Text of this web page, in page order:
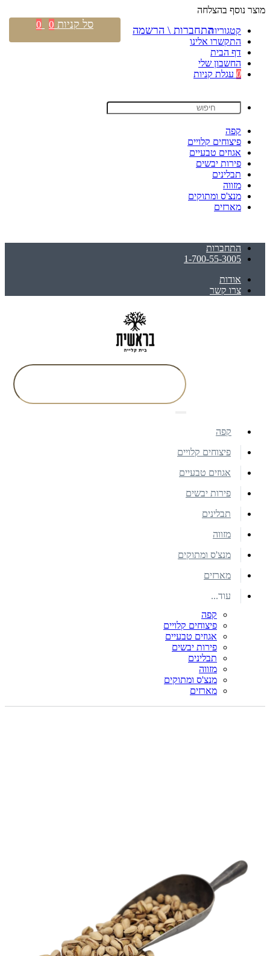
מוצר נוסף בהצלחה
קטגוריות
התקשרו אלינו
דף הבית
החשבון שלי
0 עגלת קניות
קפה
פיצוחים קלויים
אגוזים טבעיים
פירות יבשים
תבלינים
מזווה
מנצ'ס ומתוקים
מארזים
התחברות
1-700-55-3005
אודות
צרו קשר
התחברות \ הרשמה סל קניות 0
0
קפה
פיצוחים קלויים
אגוזים טבעיים
פירות יבשים
תבלינים
מזווה
מנצ'ס ומתוקים
מארזים
עוד...
קפה
פיצוחים קלויים
אגוזים טבעיים
פירות יבשים
תבלינים
מזווה
מנצ'ס ומתוקים
מארזים